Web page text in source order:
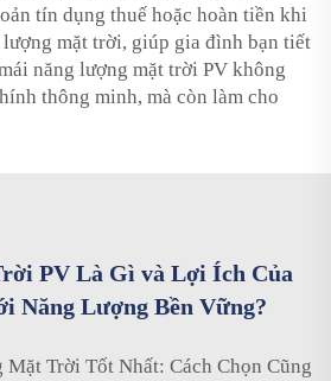
tín dụng thuế hoặc hoàn tiền khi
mặt trời, giúp gia đình bạn tiết
năng lượng mặt trời PV không
thông minh, mà còn làm cho
PV Là Gì và Lợi Ích Của
Năng Lượng Bền Vững?
Trời Tốt Nhất: Cách Chọn Cũng